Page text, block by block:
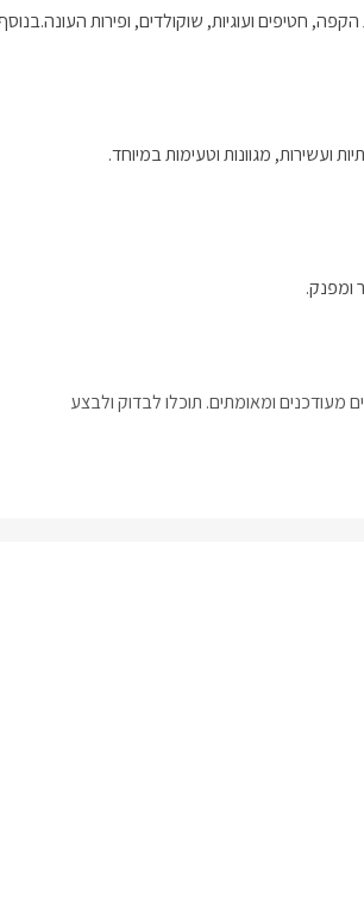
ועשירות, מגוונות וטעימות במיוחד.
ומפנק.
ומאומתים. תוכלו לבדוק ולבצע